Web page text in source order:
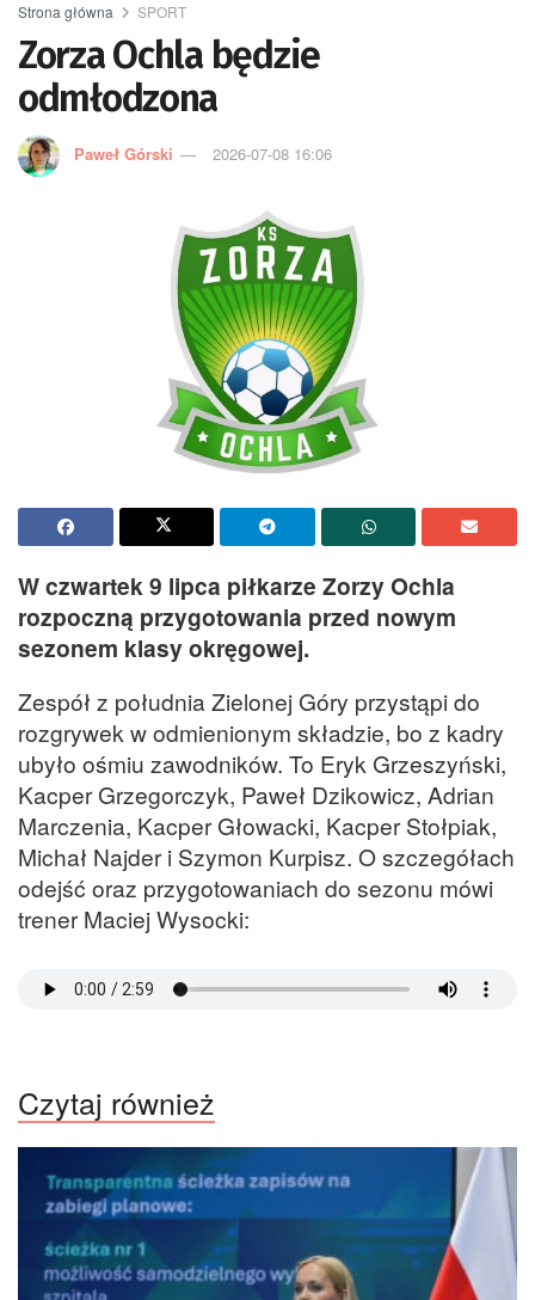
Strona główna SPORT
Zorza Ochla będzie
odmłodzona
Paweł Górski 2026-07-08 16:06
W czwartek 9 lipca piłkarze Zorzy Ochla
rozpoczną przygotowania przed nowym
sezonem klasy okręgowej.
Zespół z południa Zielonej Góry przystąpi do
rozgrywek w odmienionym składzie, bo z kadry
ubyło ośmiu zawodników. To Eryk Grzeszyński,
Kacper Grzegorczyk, Paweł Dzikowicz, Adrian
Marczenia, Kacper Głowacki, Kacper Stołpiak,
Michał Najder i Szymon Kurpisz. O szczegółach
odejść oraz przygotowaniach do sezonu mówi
trener Maciej Wysocki:
Czytaj również